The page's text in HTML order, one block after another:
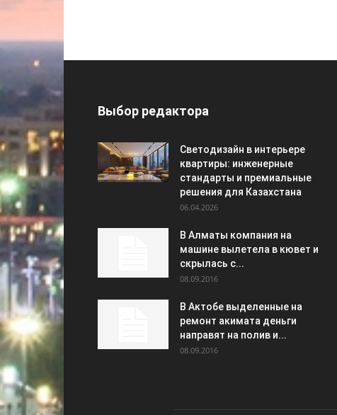
Выбор редактора
Светодизайн в интерьере
квартиры: инженерные
стандарты и премиальные
решения для Казахстана
06.04.2026
В Алматы компания на
машине вылетела в кювет и
скрылась с...
08.09.2016
В Актобе выделенные на
ремонт акимата деньги
направят на полив и...
08.09.2016